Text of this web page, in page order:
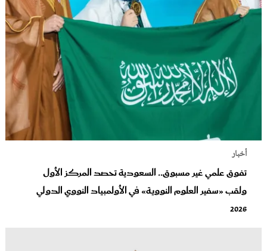
أخبار
تفوق علمي غير مسبوق.. السعودية تحصد المركز الأول
ولقب «سفير العلوم النووية» في الأولمبياد النووي الدولي
2026